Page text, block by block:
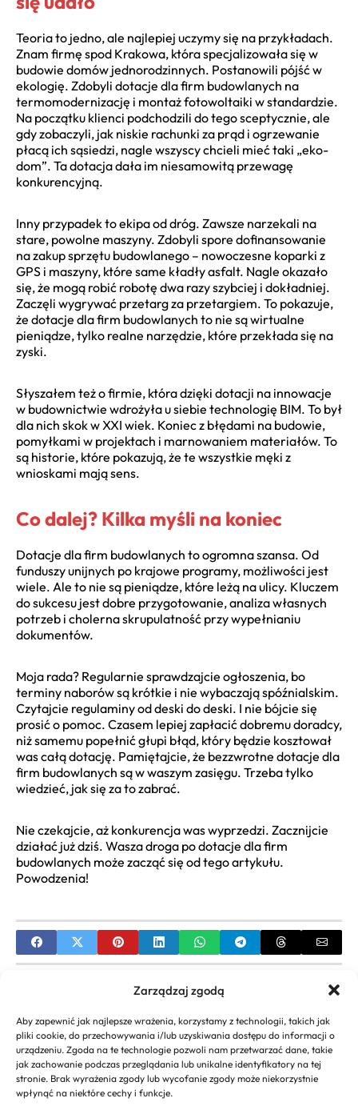
Zarządzaj zgodą
Aby zapewnić jak najlepsze wrażenia, korzystamy z technologii, takich jak
pliki cookie, do przechowywania i/lub uzyskiwania dostępu do informacji o
urządzeniu. Zgoda na te technologie pozwoli nam przetwarzać dane, takie
jak zachowanie podczas przeglądania lub unikalne identyfikatory na tej
stronie. Brak wyrażenia zgody lub wycofanie zgody może niekorzystnie
wpłynąć na niektóre cechy i funkcje.
Teoria to jedno, ale najlepiej uczymy się na przykładach.
Znam firmę spod Krakowa, która specjalizowała się w
budowie domów jednorodzinnych. Postanowili pójść w
ekologię. Zdobyli dotacje dla firm budowlanych na
termomodernizację i montaż fotowoltaiki w standardzie.
Na początku klienci podchodzili do tego sceptycznie, ale
gdy zobaczyli, jak niskie rachunki za prąd i ogrzewanie
płacą ich sąsiedzi, nagle wszyscy chcieli mieć taki „eko-
dom”. Ta dotacja dała im niesamowitą przewagę
konkurencyjną.
Inny przypadek to ekipa od dróg. Zawsze narzekali na
stare, powolne maszyny. Zdobyli spore dofinansowanie
na zakup sprzętu budowlanego – nowoczesne koparki z
GPS i maszyny, które same kładły asfalt. Nagle okazało
się, że mogą robić robotę dwa razy szybciej i dokładniej.
Zaczęli wygrywać przetarg za przetargiem. To pokazuje,
że dotacje dla firm budowlanych to nie są wirtualne
pieniądze, tylko realne narzędzie, które przekłada się na
zyski.
Słyszałem też o firmie, która dzięki dotacji na innowacje
w budownictwie wdrożyła u siebie technologię BIM. To był
dla nich skok w XXI wiek. Koniec z błędami na budowie,
pomyłkami w projektach i marnowaniem materiałów. To
są historie, które pokazują, że te wszystkie męki z
wnioskami mają sens.
Co dalej? Kilka myśli na koniec
Dotacje dla firm budowlanych to ogromna szansa. Od
funduszy unijnych po krajowe programy, możliwości jest
wiele. Ale to nie są pieniądze, które leżą na ulicy. Kluczem
do sukcesu jest dobre przygotowanie, analiza własnych
potrzeb i cholerna skrupulatność przy wypełnianiu
dokumentów.
Moja rada? Regularnie sprawdzajcie ogłoszenia, bo
terminy naborów są krótkie i nie wybaczają spóźnialskim.
Czytajcie regulaminy od deski do deski. I nie bójcie się
prosić o pomoc. Czasem lepiej zapłacić dobremu doradcy,
niż samemu popełnić głupi błąd, który będzie kosztował
was całą dotację. Pamiętajcie, że bezzwrotne dotacje dla
firm budowlanych są w waszym zasięgu. Trzeba tylko
wiedzieć, jak się za to zabrać.
Nie czekajcie, aż konkurencja was wyprzedzi. Zacznijcie
działać już dziś. Wasza droga po dotacje dla firm
budowlanych może zacząć się od tego artykułu.
Powodzenia!
Zatrudnienie Małżonka Firma Jednoosobowa:
Przewodnik ZUS, Podatki, Formalności
NEXT
Dotacje i Dofinansowania dla Emerytów na
Założenie Firmy – Kompleksowy Przewodnik